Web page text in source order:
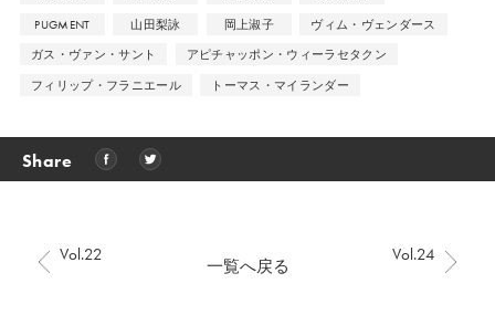
PUGMENT
山田梨詠 岡上淑子
ヴィム・ヴェンダース
ガス・ヴァン・サント
アピチャッポン・ウィーラセタクン
フィリップ・フラニエール
トーマス・マイランダー
Share
Vol.22 Vol.24
一覧へ戻る